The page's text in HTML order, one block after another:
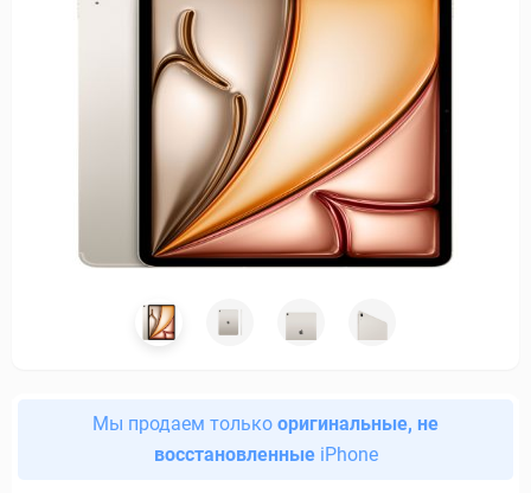
Мы продаем только оригинальные, не
восстановленныеiPhone